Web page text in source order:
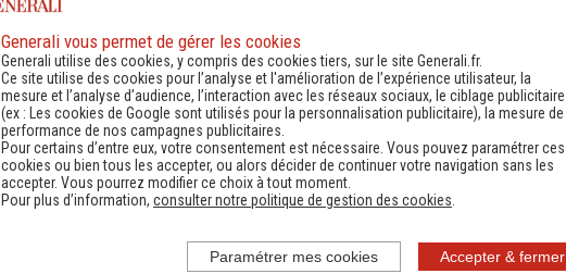
Assurance Habitation
Découvrir
Generali vous permet de gérer les cookies
Generali utilise des cookies, y compris des cookies tiers, sur le site Generali.fr.
Ce site utilise des cookies pour l’analyse et l'amélioration de l’expérience utilisateur, la
mesure et l’analyse d’audience, l’interaction avec les réseaux sociaux, le ciblage publicitaire
(ex :
Les cookies de Google sont utilisés pour la personnalisation publicitaire), la mesure de
performance de nos campagnes publicitaires.
Pour certains d’entre eux, votre consentement est nécessaire. Vous pouvez paramétrer ces
cookies ou bien tous les accepter, ou alors décider de continuer votre navigation sans les
accepter. Vous pourrez modifier ce choix à tout moment.
Pour plus d’information, consulter notre politique de gestion des cookies
Accepter & fermer
Paramétrer mes cookies